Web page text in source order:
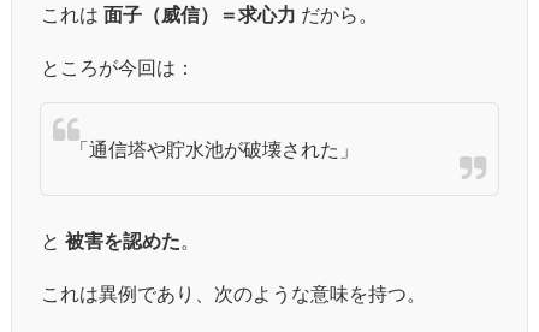
これは 面子（威信）＝求心力 だから。
ところが今回は：
「通信塔や貯水池が破壊された」
と 被害を認めた。
これは異例であり、次のような意味を持つ。